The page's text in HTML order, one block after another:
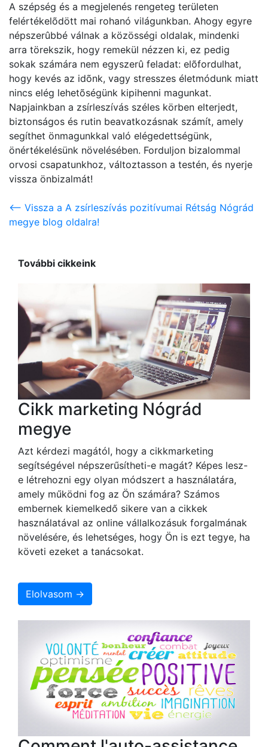
A szépség és a megjelenés rengeteg területen
felértékelõdött mai rohanó világunkban. Ahogy egyre
népszerûbbé válnak a közösségi oldalak, mindenki
arra törekszik, hogy remekül nézzen ki, ez pedig
sokak számára nem egyszerû feladat: elõfordulhat,
hogy kevés az idõnk, vagy stresszes életmódunk miatt
nincs elég lehetõségünk kipihenni magunkat.
Napjainkban a zsírleszívás széles körben elterjedt,
biztonságos és rutin beavatkozásnak számít, amely
segíthet önmagunkkal való elégedettségünk,
önértékelésünk növelésében. Forduljon bizalommal
orvosi csapatunkhoz, változtasson a testén, és nyerje
vissza önbizalmát!
<-- Vissza a A zsírleszívás pozitívumai Rétság Nógrád
megye blog oldalra!
További cikkeink
Cikk marketing Nógrád
megye
Azt kérdezi magától, hogy a cikkmarketing
segítségével népszerűsítheti-e magát? Képes lesz-
e létrehozni egy olyan módszert a használatára,
amely működni fog az Ön számára? Számos
embernek kiemelkedő sikere van a cikkek
használatával az online vállalkozásuk forgalmának
növelésére, és lehetséges, hogy Ön is ezt tegye, ha
követi ezeket a tanácsokat.
Elolvasom →